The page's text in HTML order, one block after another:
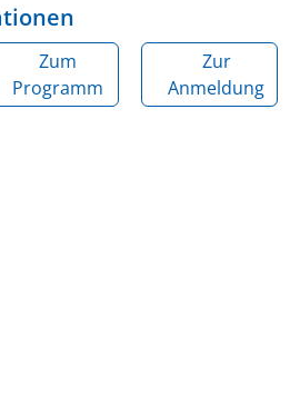
Zum
Programm
Zur
Anmeldung